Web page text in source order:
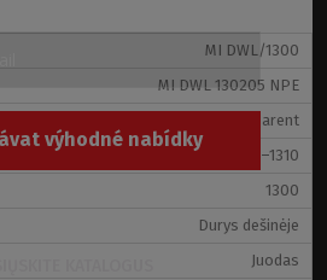
MI DWL/1300
MI DWL 130205 NPE
Transparent
1285–1310
1300
Durys dešinėje
Juodas
výhodné nabídky